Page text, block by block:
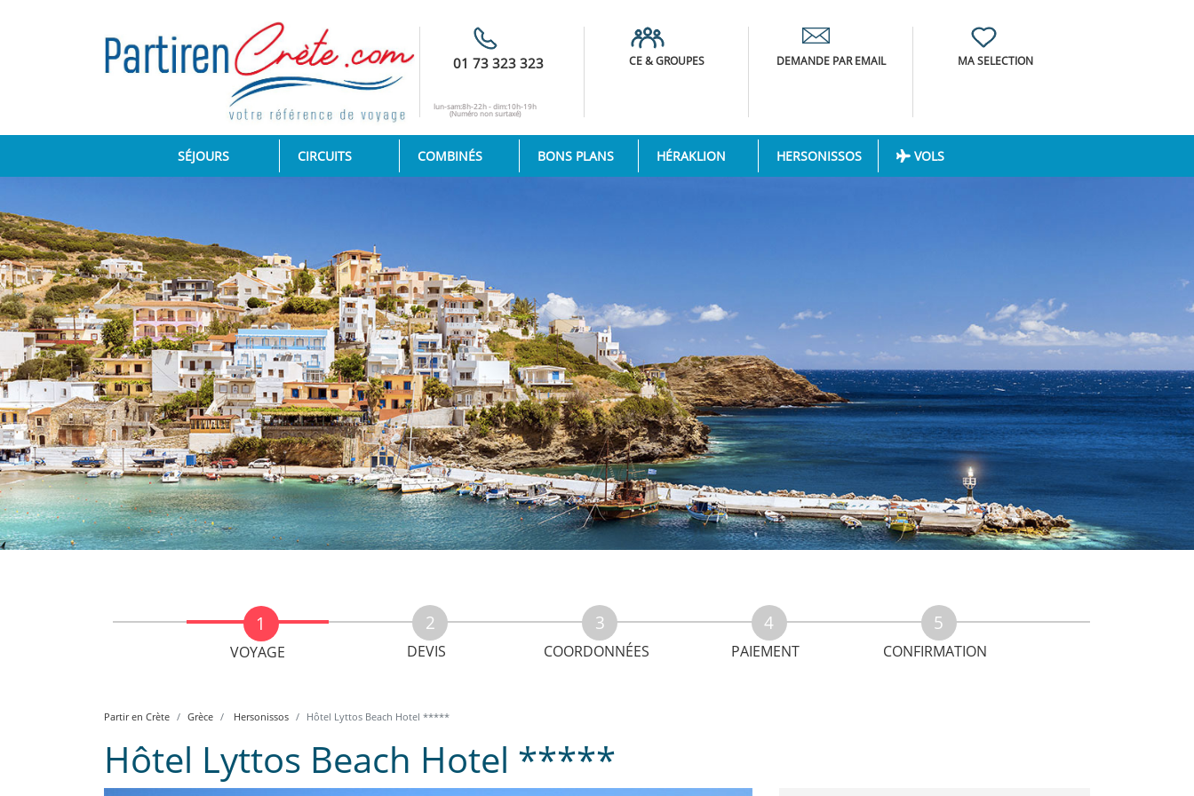
01 73 323 323
lun-sam:8h-22h - dim:10h-19h
(Numéro non surtaxé)
CE & GROUPES DEMANDE PAR EMAIL MA SELECTION
SÉJOURS(CURRENT) CIRCUITS COMBINÉS BONS PLANS HÉRAKLION HERSONISSOS VOLS
VOYAGE DEVIS COORDONNÉES PAIEMENT CONFIRMATION
Partir en Crète Grèce Hersonissos Hôtel Lyttos Beach Hotel *****
Hôtel Lyttos Beach Hotel *****